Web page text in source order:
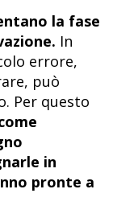
la fase
In
errore,
può
Per questo
in
pronte a